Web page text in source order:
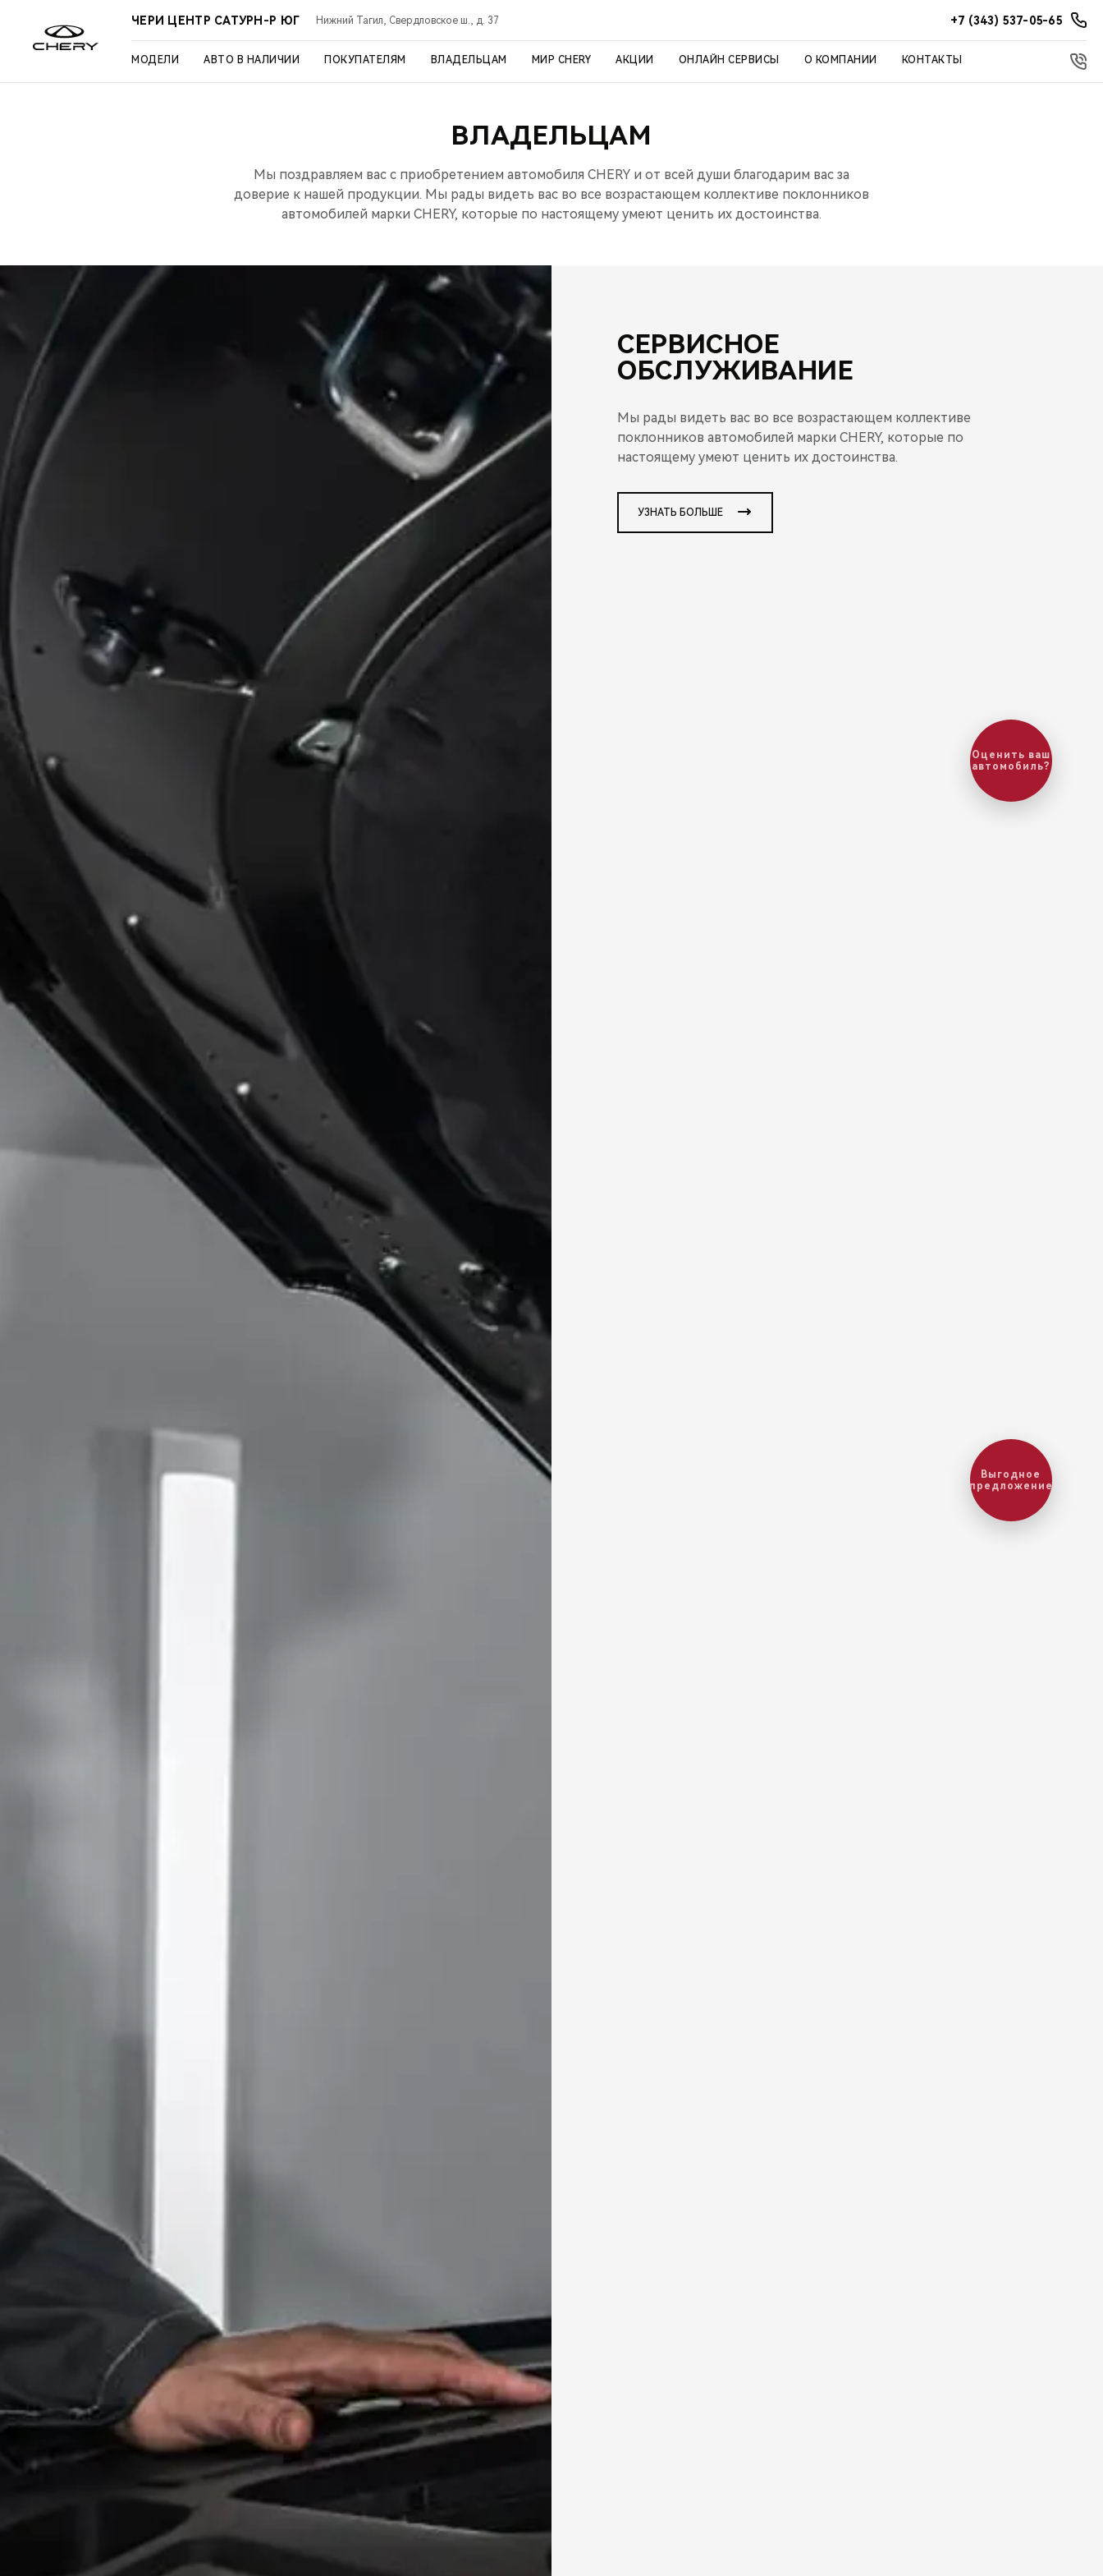
ЧЕРИ ЦЕНТР САТУРН-Р ЮГ Нижний Тагил, Свердловское ш., д. 37 +7 (343) 537-05-65
МОДЕЛИ АВТО В НАЛИЧИИ ПОКУПАТЕЛЯМ ВЛАДЕЛЬЦАМ МИР CHERY АКЦИИ ОНЛАЙН СЕРВИСЫ О КОМПАНИИ КОНТАКТЫ
ВЛАДЕЛЬЦАМ
Мы поздравляем вас с приобретением автомобиля CHERY и от всей души благодарим вас за
доверие к нашей продукции. Мы рады видеть вас во все возрастающем коллективе поклонников
автомобилей марки CHERY, которые по настоящему умеют ценить их достоинства.
СЕРВИСНОЕ
ОБСЛУЖИВАНИЕ
Мы рады видеть вас во все возрастающем коллективе
поклонников автомобилей марки CHERY, которые по
настоящему умеют ценить их достоинства.
УЗНАТЬ БОЛЬШЕ
Выгодное
предложение